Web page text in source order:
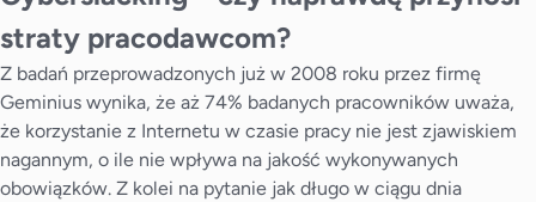
straty pracodawcom?
Z badań przeprowadzonych już w 2008 roku przez firmę
Geminius wynika, że aż 74% badanych pracowników uważa,
że korzystanie z Internetu w czasie pracy nie jest zjawiskiem
nagannym, o ile nie wpływa na jakość wykonywanych
obowiązków. Z kolei na pytanie jak długo w ciągu dnia